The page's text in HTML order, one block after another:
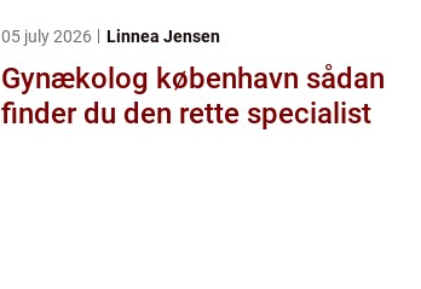
05 july 2026 Linnea Jensen
Gynækolog københavn sådan
finder du den rette specialist